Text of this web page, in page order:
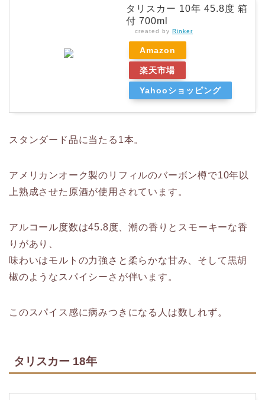
タリスカー 10年 45.8度 箱
付 700ml
created by Rinker
Amazon
楽天市場
Yahooショッピング
スタンダード品に当たる1本。
アメリカンオーク製のリフィルのバーボン樽で10年以
上熟成させた原酒が使用されています。
アルコール度数は45.8度、潮の香りとスモーキーな香
りがあり、
味わいはモルトの力強さと柔らかな甘み、そして黒胡
椒のようなスパイシーさが伴います。
このスパイス感に病みつきになる人は数しれず。
タリスカー 18年